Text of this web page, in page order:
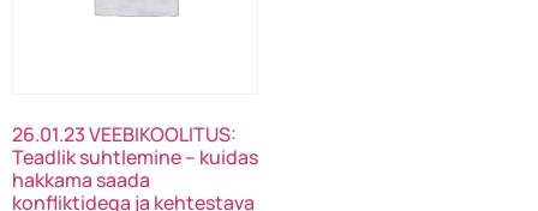
26.01.23 VEEBIKOOLITUS:
Teadlik suhtlemine – kuidas
hakkama saada
konfliktidega ja kehtestava